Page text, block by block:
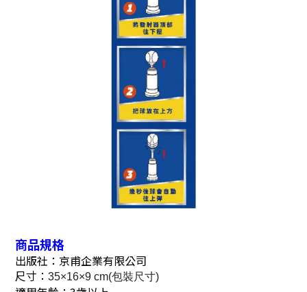
商品規格
出版社：京甫企業有限公司
尺寸： 35×16×9 cm(包裝尺寸)